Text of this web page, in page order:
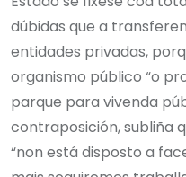
dúbidas que a
entidades privadas,
organismo público “o
parque para vivenda
contraposición, subliña
“non está disposto a